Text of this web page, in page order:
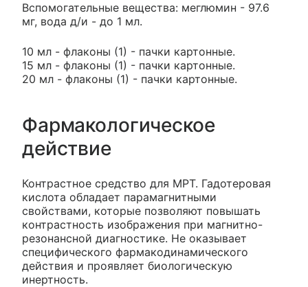
Вспомогательные вещества: меглюмин - 97.6
мг, вода д/и - до 1 мл.
10 мл - флаконы (1) - пачки картонные.
15 мл - флаконы (1) - пачки картонные.
20 мл - флаконы (1) - пачки картонные.
Фармакологическое
действие
Контрастное средство для МРТ. Гадотеровая
кислота обладает парамагнитными
свойствами, которые позволяют повышать
контрастность изображения при магнитно-
резонансной диагностике. Не оказывает
специфического фармакодинамического
действия и проявляет биологическую
инертность.